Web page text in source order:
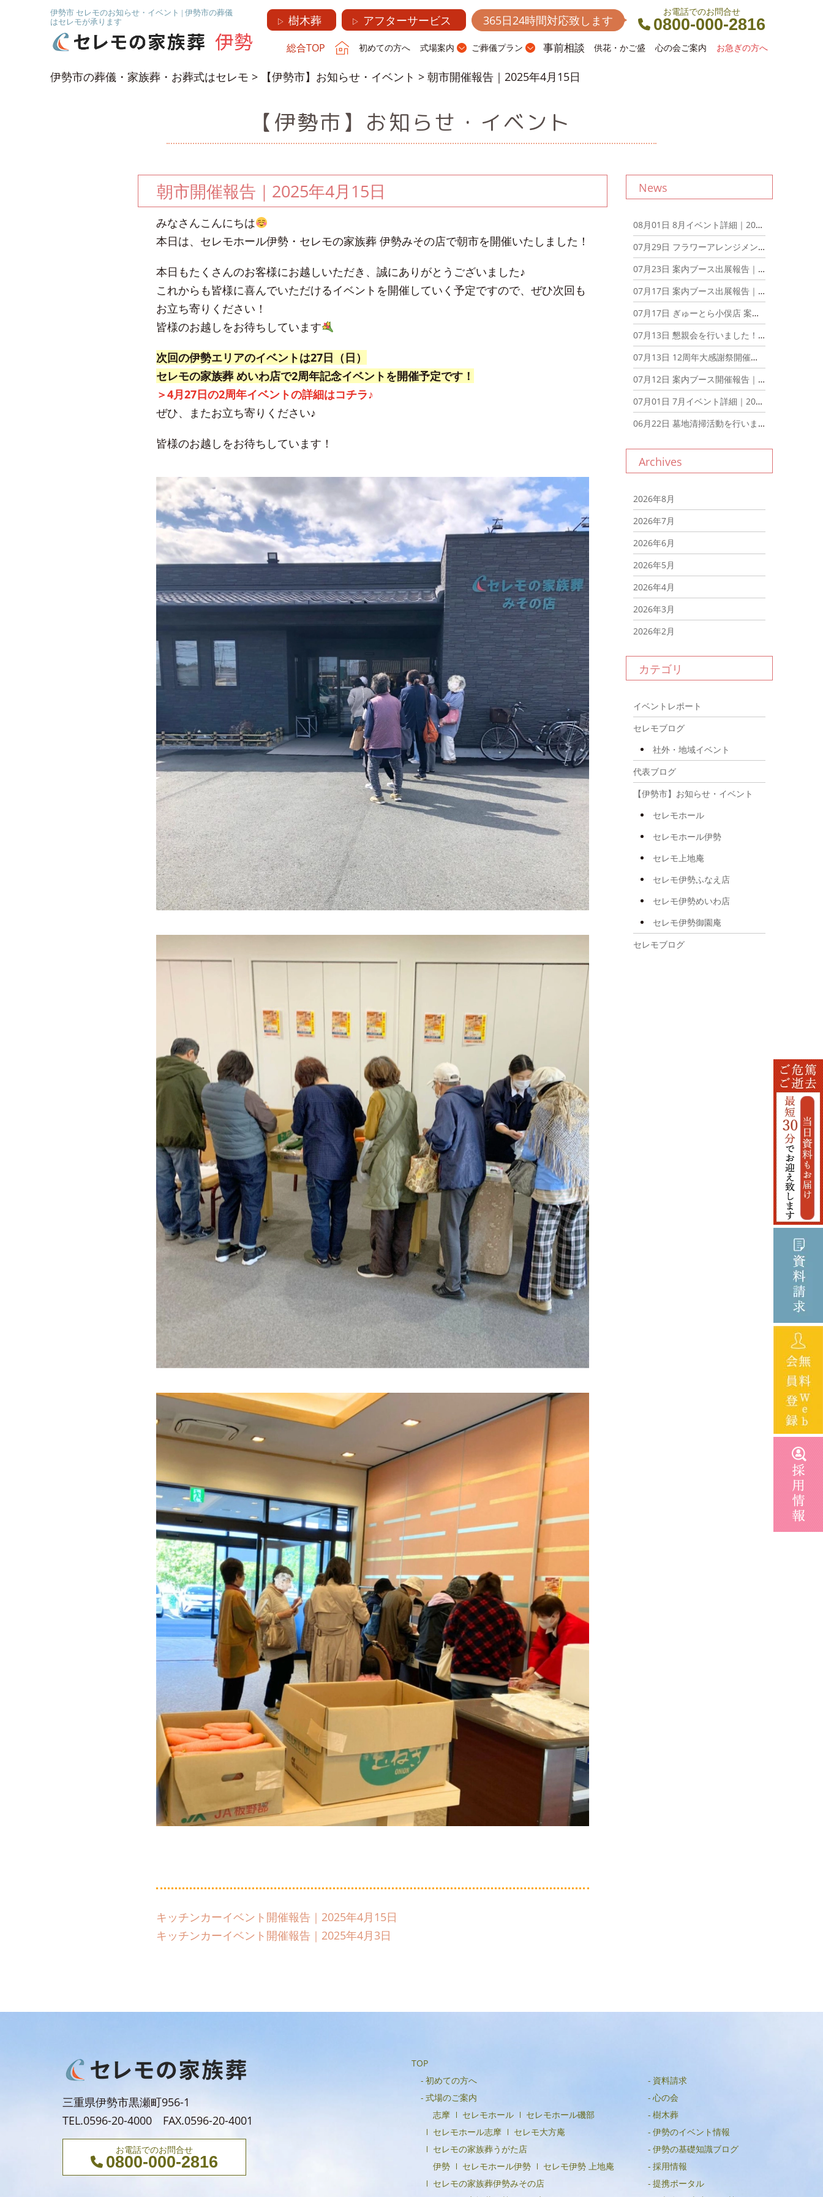
伊勢市 セレモのお知らせ・イベント | 伊勢市の葬儀
はセレモが承ります
▷ 樹木葬 ▷ アフターサービス 365日24時間対応致します
お電話でのお問合せ
0800-000-2816
総合TOP 初めての方へ 式場案内 ご葬儀プラン 事前相談 供花・かご盛 心の会ご案内 お急ぎの方へ
伊勢市の葬儀・家族葬・お葬式はセレモ > 【伊勢市】お知らせ・イベント > 朝市開催報告｜2025年4月15日
【伊勢市】お知らせ・イベント
朝市開催報告｜2025年4月15日
みなさんこんにちは
本日は、セレモホール伊勢・セレモの家族葬 伊勢みその店で朝市を開催いたしました！
本日もたくさんのお客様にお越しいただき、誠にありがとうございました♪
これからも皆様に喜んでいただけるイベントを開催していく予定ですので、ぜひ次回も
お立ち寄りください！
皆様のお越しをお待ちしています
次回の伊勢エリアのイベントは27日（日）
セレモの家族葬 めいわ店で2周年記念イベントを開催予定です！
＞4月27日の2周年イベントの詳細はコチラ♪
ぜひ、またお立ち寄りください♪
皆様のお越しをお待ちしています！
キッチンカーイベント開催報告｜2025年4月15日
キッチンカーイベント開催報告｜2025年4月3日
News
08月01日 8月イベント詳細｜2026年8月1日
07月29日 フラワーアレンジメントとアフタヌーンティーを楽しむ会を開催しました！｜2026年7月29日
07月23日 案内ブース出展報告｜2026年7月23日
07月17日 案内ブース出展報告｜2026年7月17日
07月17日 ぎゅーとら小俣店 案内ブース出展｜2026年7月17日
07月13日 懇親会を行いました！｜2026年7月13日
07月13日 12周年大感謝祭開催報告｜2026年7月13日
07月12日 案内ブース開催報告｜2026年7月12日
07月01日 7月イベント詳細｜2026年7月1日
06月22日 墓地清掃活動を行いました。｜2026年6月22日
Archives
2026年8月
2026年7月
2026年6月
2026年5月
2026年4月
2026年3月
2026年2月
2026年1月
2025年12月
2025年10月
2025年8月
2025年7月
2025年3月
2025年2月
2025年1月
2024年12月
カテゴリ
イベントレポート
セレモブログ
社外・地域イベント
代表ブログ
【伊勢市】お知らせ・イベント
セレモホール
セレモホール伊勢
セレモ上地庵
セレモ伊勢ふなえ店
セレモ伊勢めいわ店
セレモ伊勢御園庵
セレモブログ
三重県伊勢市黒瀬町956-1
TEL.0596-20-4000 FAX.0596-20-4001
お電話でのお問合せ
0800-000-2816
TOP
初めての方へ
式場のご案内
志摩
セレモホール
セレモホール磯部
セレモホール志摩
セレモ大方庵
セレモの家族葬うがた店
伊勢
セレモホール伊勢
セレモ伊勢 上地庵
セレモの家族葬伊勢みその店
資料請求
心の会
樹木葬
伊勢のイベント情報
伊勢の基礎知識ブログ
採用情報
提携ポータル